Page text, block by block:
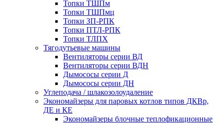
Топки ТШПм
Топки ТШПмц
Топки ЗП-РПК
Топки ПТЛ-РПК
Топки ТЛПХ
Тягодутьевые машины
Вентиляторы серии ВД
Вентиляторы серии ВДН
Дымососы серии Д
Дымососы серии ДН
Углеподача / шлакозолоудаление
Экономайзеры для паровых котлов типов ДКВр,
ДЕ и КЕ
Экономайзеры блочные теплофикационные